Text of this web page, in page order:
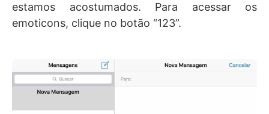
estamos acostumados. Para acessar os
emoticons, clique no botão “123”.